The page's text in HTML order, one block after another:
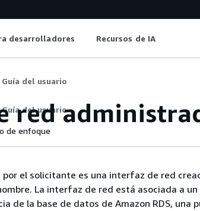
desarrolladores Recursos de IA
Guía del usuario
Guía del usuario
red
de enfoque
el solicitante es una interfaz de red
La interfaz de red está asociada a
de la base de datos de Amazon RDS, una